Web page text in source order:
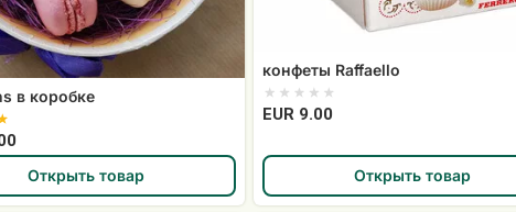
в коробке
Открыть товар
конфеты Raffaello
EUR 9.00
Открыть товар